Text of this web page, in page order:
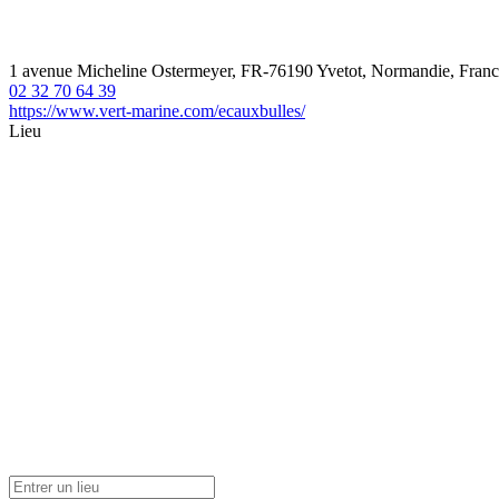
1 avenue Micheline Ostermeyer, FR-76190 Yvetot, Normandie,
02 32 70 64 39
https://www.vert-marine.com/ecauxbulles/
Lieu